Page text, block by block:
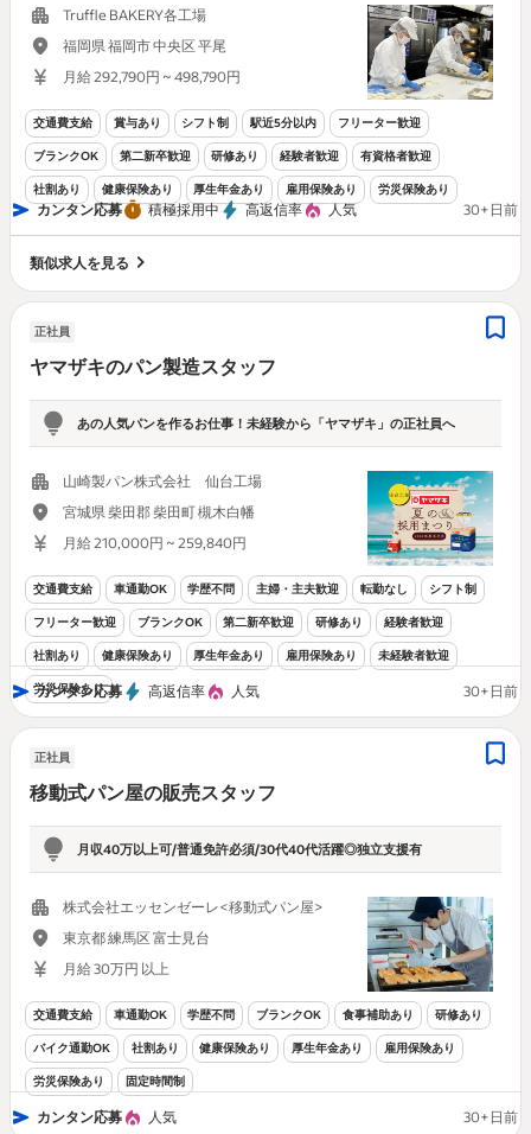
Truffle BAKERY各工場
福岡県 福岡市 中央区 平尾
月給 292,790円 ~ 498,790円
交通費支給 賞与あり シフト制 駅近5分以内 フリーター歓迎
ブランクOK 第二新卒歓迎 研修あり 経験者歓迎 有資格者歓迎
社割あり 健康保険あり 厚生年金あり 雇用保険あり 労災保険あり
カンタン応募 積極採用中 高返信率 人気 30+日前
類似求人を見る
正社員
ヤマザキのパン製造スタッフ
あの人気パンを作るお仕事！未経験から「ヤマザキ」の正社員へ
山崎製パン株式会社 仙台工場
宮城県 柴田郡 柴田町 槻木白幡
月給 210,000円 ~ 259,840円
交通費支給 車通勤OK 学歴不問 主婦・主夫歓迎 転勤なし シフト制
フリーター歓迎 ブランクOK 第二新卒歓迎 研修あり 経験者歓迎
社割あり 健康保険あり 厚生年金あり 雇用保険あり 未経験者歓迎
労災保険あり
カンタン応募 高返信率 人気 30+日前
正社員
移動式パン屋の販売スタッフ
月収40万以上可/普通免許必須/30代40代活躍◎独立支援有
株式会社エッセンゼーレ<移動式パン屋>
東京都 練馬区 富士見台
月給 30万円 以上
交通費支給 車通勤OK 学歴不問 ブランクOK 食事補助あり 研修あり
バイク通勤OK 社割あり 健康保険あり 厚生年金あり 雇用保険あり
労災保険あり 固定時間制
カンタン応募 人気 30+日前